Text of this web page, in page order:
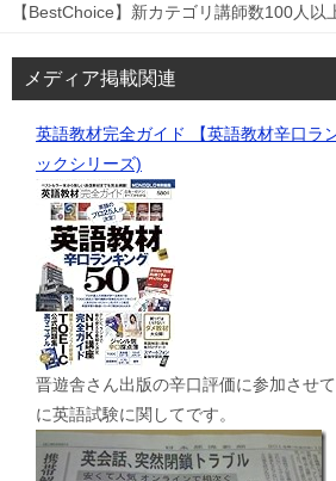
【BestChoice】新カテゴリ講師数100人以
メディア掲載関連
英語教材完全ガイド 【英語教材辛口ラ
ックシリーズ)
晋遊舎さん出版の辛口評価に参加させ
に英語試験に関してです。